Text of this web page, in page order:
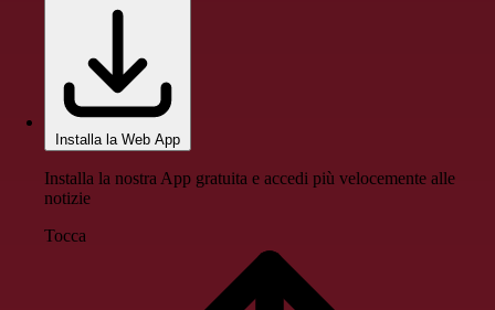
Installa la Web App
Installa la nostra App gratuita e accedi più velocemente alle
notizie
Tocca